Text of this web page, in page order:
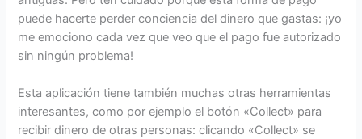
puede hacerte perder conciencia del dinero que gastas: ¡yo
me emociono cada vez que veo que el pago fue autorizado
sin ningún problema!
Esta aplicación tiene también muchas otras herramientas
interesantes, como por ejemplo el botón «Collect» para
recibir dinero de otras personas: clicando «Collect» se